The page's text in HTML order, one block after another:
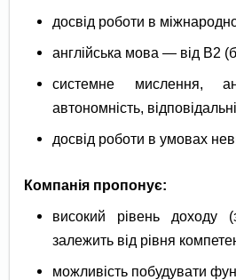
досвід роботи в
англійська мова — від В2
системне мислення,
автономність,
досвід роботи в умовах
Компанія пропонує:
високий рівень доходу
залежить від рівня
можливість побудувати